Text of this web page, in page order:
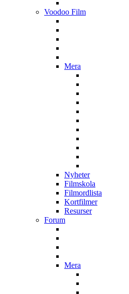
Voodoo Film
Mera
Nyheter
Filmskola
Filmordlista
Kortfilmer
Resurser
Forum
Mera